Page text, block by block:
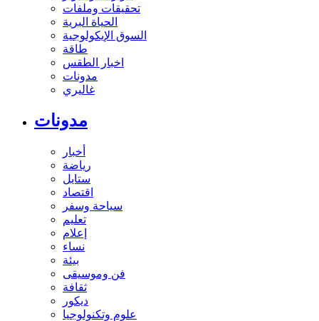
تحقيقات وملفات
الحياة البرية
السوق الإيكولوجية
طاقة
اخبار الطقس
مدونات
غاليري
مدونات
أخبار
رياضة
ستايل
اقتصاد
سياحة وسفر
تعليم
إعلام
نساء
بيئة
فن وموسيقى
ثقافة
ديكور
علوم وتكنولوجيا